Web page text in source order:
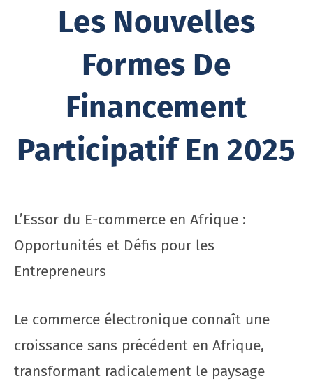
Les Nouvelles
Formes De
Financement
Participatif En 2025
L’Essor du E-commerce en Afrique :
Opportunités et Défis pour les
Entrepreneurs
Le commerce électronique connaît une
croissance sans précédent en Afrique,
transformant radicalement le paysage